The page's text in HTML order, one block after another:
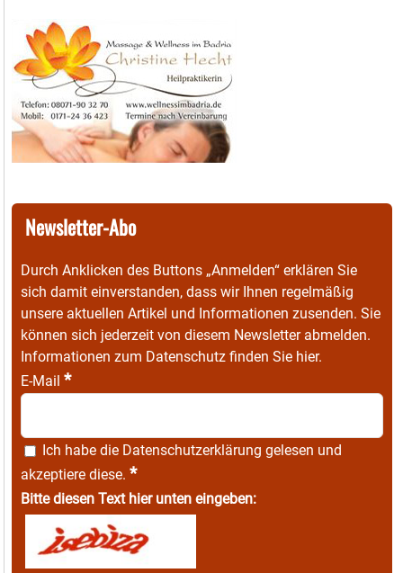
Newsletter-Abo
Durch Anklicken des Buttons „Anmelden“ erklären Sie
sich damit einverstanden, dass wir Ihnen regelmäßig
unsere aktuellen Artikel und Informationen zusenden. Sie
können sich jederzeit von diesem Newsletter abmelden.
Informationen zum Datenschutz finden Sie hier.
E-Mail *
Ich habe die Datenschutzerklärung gelesen und
akzeptiere diese. *
Bitte diesen Text hier unten eingeben: